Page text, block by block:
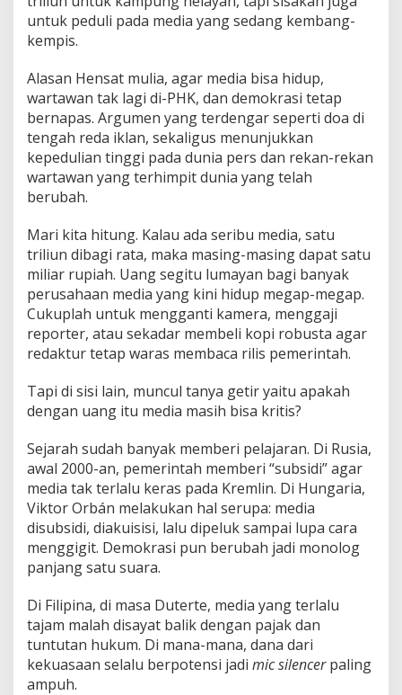
untuk peduli pada media yang sedang kembang-
kempis.
Alasan Hensat mulia, agar media bisa hidup,
wartawan tak lagi di-PHK, dan demokrasi tetap
bernapas. Argumen yang terdengar seperti doa di
tengah reda iklan, sekaligus menunjukkan
kepedulian tinggi pada dunia pers dan rekan-rekan
wartawan yang terhimpit dunia yang telah
berubah.
Mari kita hitung. Kalau ada seribu media, satu
triliun dibagi rata, maka masing-masing dapat satu
miliar rupiah. Uang segitu lumayan bagi banyak
perusahaan media yang kini hidup megap-megap.
Cukuplah untuk mengganti kamera, menggaji
reporter, atau sekadar membeli kopi robusta agar
redaktur tetap waras membaca rilis pemerintah.
Tapi di sisi lain, muncul tanya getir yaitu apakah
dengan uang itu media masih bisa kritis?
Sejarah sudah banyak memberi pelajaran. Di Rusia,
awal 2000-an, pemerintah memberi “subsidi” agar
media tak terlalu keras pada Kremlin. Di Hungaria,
Viktor Orbán melakukan hal serupa: media
disubsidi, diakuisisi, lalu dipeluk sampai lupa cara
menggigit. Demokrasi pun berubah jadi monolog
panjang satu suara.
Di Filipina, di masa Duterte, media yang terlalu
tajam malah disayat balik dengan pajak dan
tuntutan hukum. Di mana-mana, dana dari
kekuasaan selalu berpotensi jadi mic silencerpaling
ampuh.